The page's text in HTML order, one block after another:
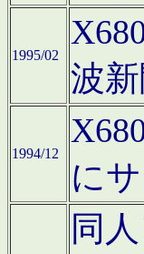
1995/02
波
1994/12
に
同